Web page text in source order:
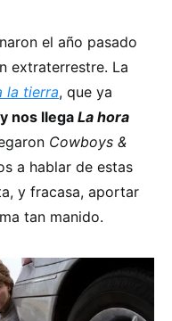
el año pasado
extraterrestre. La
la tierra, que ya
nos llega La hora
Cowboys &
a hablar de estas
y fracasa, aportar
tan manido.